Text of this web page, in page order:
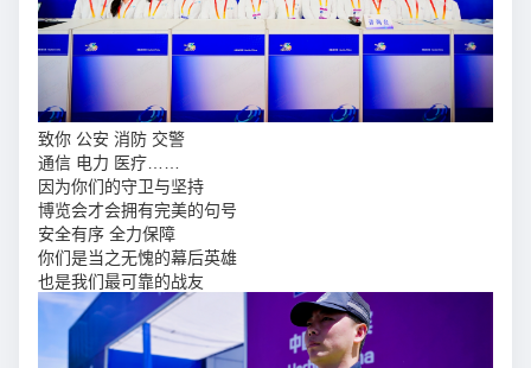
致你 公安 消防 交警
通信 电力 医疗……
因为你们的守卫与坚持
博览会才会拥有完美的句号
安全有序 全力保障
你们是当之无愧的幕后英雄
也是我们最可靠的战友